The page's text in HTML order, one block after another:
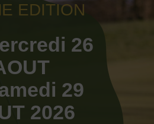
EDITION
26
29
2026